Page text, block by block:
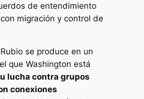
de entendimiento
migración y control de
se produce en un
que Washington está
lucha contra grupos
conexiones